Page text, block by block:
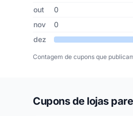
out
0
nov
0
dez
Contagem de cupons que
Cupons de lojas